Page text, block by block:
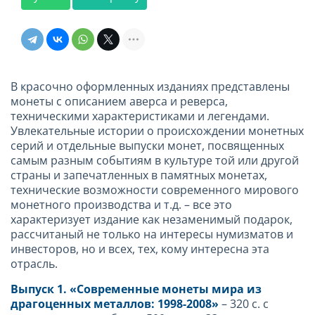
В красочно оформленных изданиях представлены
монеты с описанием аверса и реверса,
техническими характеристиками и легендами.
Увлекательные истории о происхождении монетных
серий и отдельные выпуски монет, посвященных
самым разным событиям в культуре той или другой
страны и запечатленных в памятных монетах,
технические возможности современного мирового
монетного производства и т.д. – все это
характеризует издание как незаменимый подарок,
рассчитаный не только на интересы нумизматов и
инвесторов, но и всех, тех, кому интересна эта
отрасль.
Выпуск 1. «Современные монеты мира из
драгоценных металлов: 1998-2008» – 320 с. с